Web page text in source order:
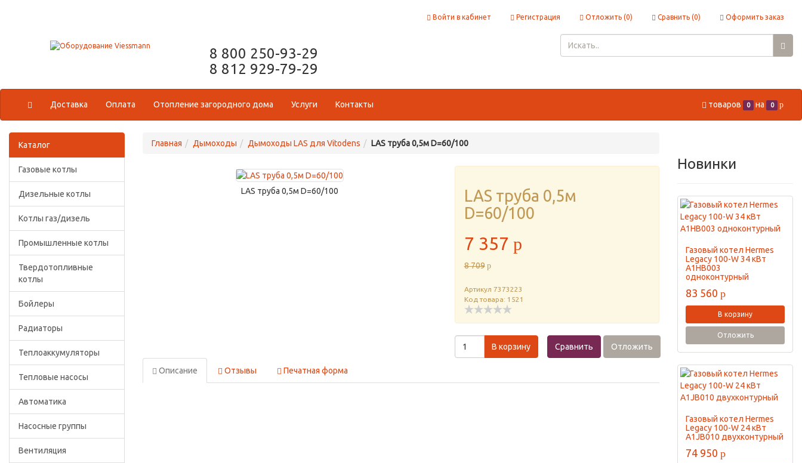
Войти в кабинет Регистрация Отложить (0) Сравнить (0) Оформить заказ
8 800 250-93-29
8 812 929-79-29
Доставка Оплата Отопление загородного дома Услуги Контакты товаров 0 на 0 p
Каталог
Газовые котлы
Дизельные котлы
Котлы газ/дизель
Промышленные котлы
Твердотопливные
котлы
Бойлеры
Радиаторы
Теплоаккумуляторы
Тепловые насосы
Автоматика
Насосные группы
Вентиляция
Главная Дымоходы Дымоходы LAS для Vitodens LAS труба 0,5м D=60/100
LAS труба 0,5м D=60/100
LAS труба 0,5м
D=60/100
7 357 p
8 709 p
Артикул 7373223
Код товара: 1521
В корзину Сравнить Отложить
Описание Отзывы Печатная форма
Новинки
Газовый котел Hermes
Legacy 100-W 34 кВт
A1HB003
одноконтурный
83 560 p
В корзину
Отложить
Газовый котел Hermes
Legacy 100-W 24 кВт
A1JB010 двухконтурный
74 950 p